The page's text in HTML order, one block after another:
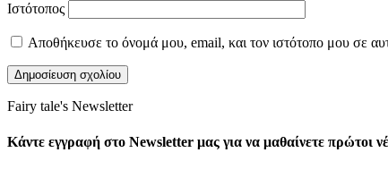
Ιστότοπος
Αποθήκευσε το όνομά μου, email, και τον ιστότοπο μου σε
Fairy tale's Newsletter
Κάντε εγγραφή στο Newsletter μας για να μαθαίνετε πρώτοι